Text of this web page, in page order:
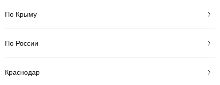
По Крыму
По России
Краснодар